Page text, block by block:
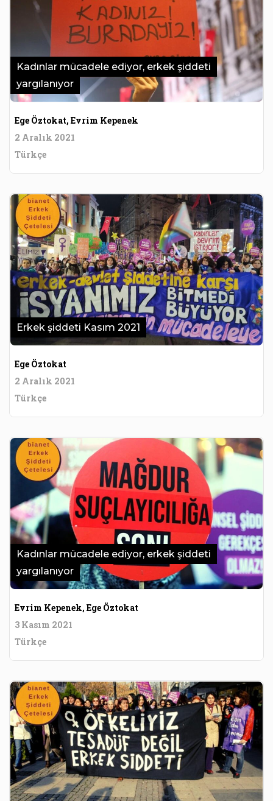
Kadınlar mücadele ediyor, erkek şiddeti
yargılanıyor
Ege Öztokat, Evrim Kepenek
2 Aralık 2021
Türkçe
Erkek şiddeti Kasım 2021
Ege Öztokat
2 Aralık 2021
Türkçe
Kadınlar mücadele ediyor, erkek şiddeti
yargılanıyor
Evrim Kepenek, Ege Öztokat
3 Kasım 2021
Türkçe